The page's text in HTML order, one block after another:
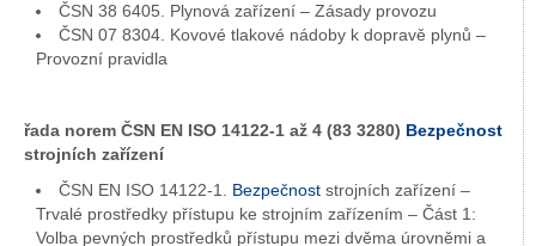
ČSN 38 6405. Plynová zařízení – Zásady provozu
ČSN 07 8304. Kovové tlakové nádoby k dopravě plynů –
Provozní pravidla
řada norem ČSN EN ISO 14122-1 až 4 (83 3280) Bezpečnost
strojních zařízení
ČSN EN ISO 14122-1. Bezpečnost strojních zařízení –
Trvalé prostředky přístupu ke strojním zařízením – Část 1:
Volba pevných prostředků přístupu mezi dvěma úrovněmi a